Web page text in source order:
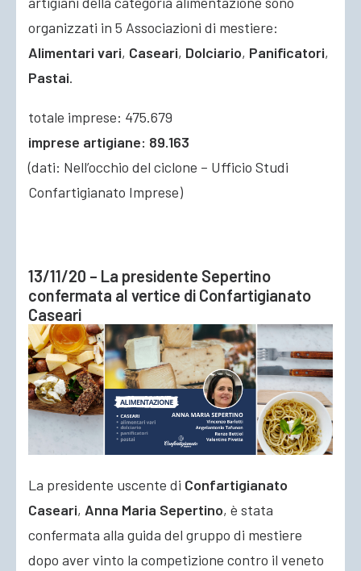
organizzati in 5 Associazioni di mestiere:
Alimentari vari, Caseari, Dolciario, Panificatori,
Pastai.
totale imprese: 475.679
imprese artigiane: 89.163
(dati: Nell’occhio del ciclone – Ufficio Studi
Confartigianato Imprese)
13/11/20 – La presidente Sepertino
confermata al vertice di Confartigianato
Caseari
La presidente uscente di Confartigianato
Caseari, Anna Maria Sepertino, è stata
confermata alla guida del gruppo di mestiere
dopo aver vinto la competizione contro il veneto